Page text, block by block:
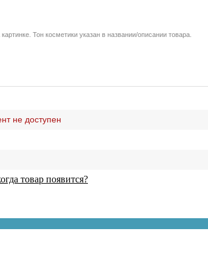
Тон косметики указан в названии/описании товара.
не доступен
товар появится?